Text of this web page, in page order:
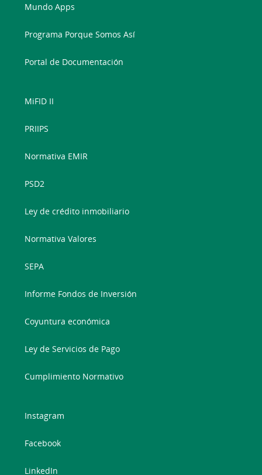
Mundo Apps
Programa Porque Somos Así
Portal de Documentación
MiFID II
PRIIPS
Normativa EMIR
PSD2
Ley de crédito inmobiliario
Normativa Valores
SEPA
Informe Fondos de Inversión
Coyuntura económica
Ley de Servicios de Pago
Cumplimiento Normativo
Instagram
Facebook
LinkedIn